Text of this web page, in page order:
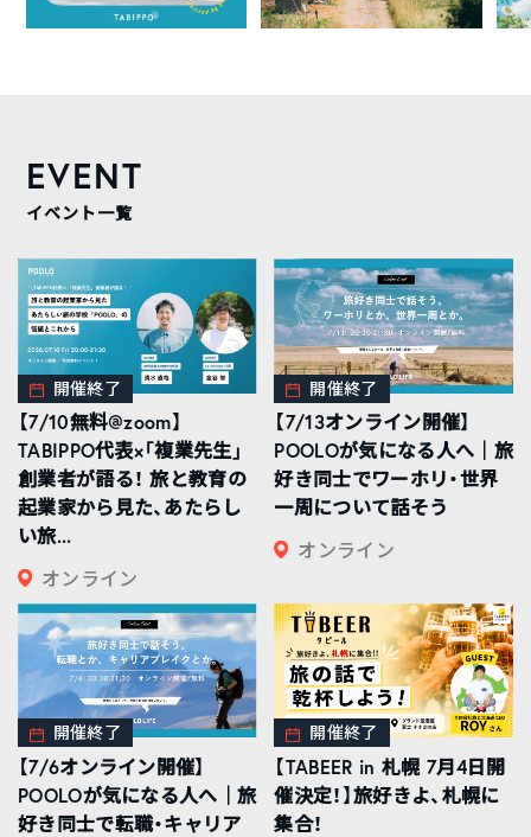
EVENT
イベント一覧
開催終了
【7/10無料@zoom】
TABIPPO代表×「複業先生」
創業者が語る！ 旅と教育の
起業家から見た、あたらし
い旅...
オンライン
開催終了
【7/13オンライン開催】
POOLOが気になる人へ｜旅
好き同士でワーホリ・世界
一周について話そう
オンライン
開催終了
【7/6オンライン開催】
POOLOが気になる人へ｜旅
好き同士で転職・キャリア
開催終了
【TABEER in 札幌 7月4日開
催決定！】旅好きよ、札幌に
集合！